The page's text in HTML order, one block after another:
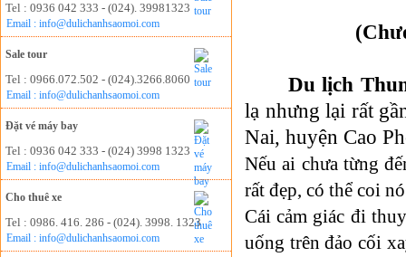
Tel : 0936 042 333 - (024). 39981323
Email : info@dulichanhsaomoi.com
Sale tour
Tel : 0966.072.502 - (024).3266.8060
Email : info@dulichanhsaomoi.com
Đặt vé máy bay
Tel : 0936 042 333 - (024) 3998 1323
Email : info@dulichanhsaomoi.com
Cho thuê xe
Tel : 0986. 416. 286 - (024). 3998. 1323
Email : info@dulichanhsaomoi.com
Du lịch
lạ nhưng lại rất
Nai, huyện Cao
Nếu ai chưa từng
rất đẹp, có thể coi
Cái cảm giác đi
uống trên đảo cối